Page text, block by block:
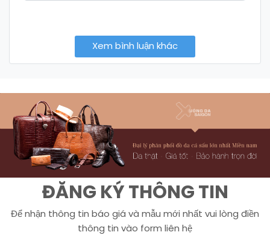
Xem bình luận khác
ĐĂNG KÝ THÔNG TIN
Để nhận thông tin báo giá và mẫu mới nhất vui lòng điền
thông tin vào form liên hệ